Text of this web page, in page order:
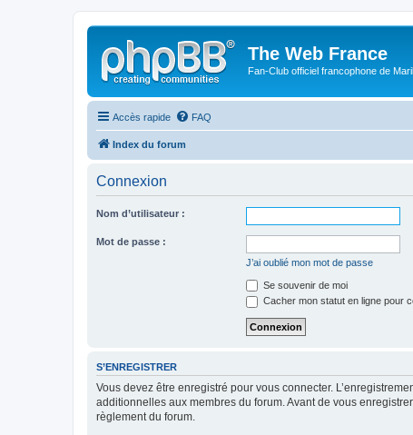
The Web France
Fan-Club officiel francophone de
Accès rapide FAQ
Index du forum
Connexion
Nom d’utilisateur :
Mot de passe :
J’ai oublié mon mot de passe
Se souvenir de moi
Cacher mon statut en ligne pour
S’ENREGISTRER
Vous devez être enregistré pour vous connecter.
additionnelles aux membres du forum. Avant de vous
règlement du forum.